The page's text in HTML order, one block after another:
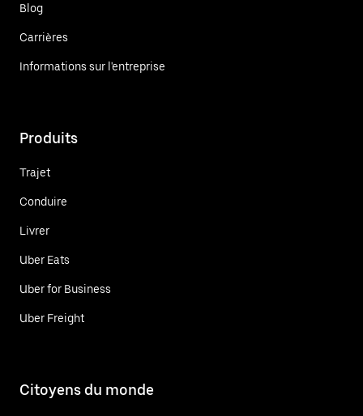
Blog
Carrières
Informations sur l'entreprise
Produits
Trajet
Conduire
Livrer
Uber Eats
Uber for Business
Uber Freight
Citoyens du monde